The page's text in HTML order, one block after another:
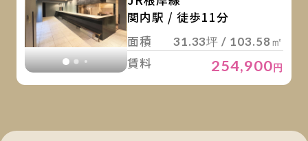
関内駅 / 徒歩11分
面積
31.33坪 / 103.58㎡
賃料 254,900円